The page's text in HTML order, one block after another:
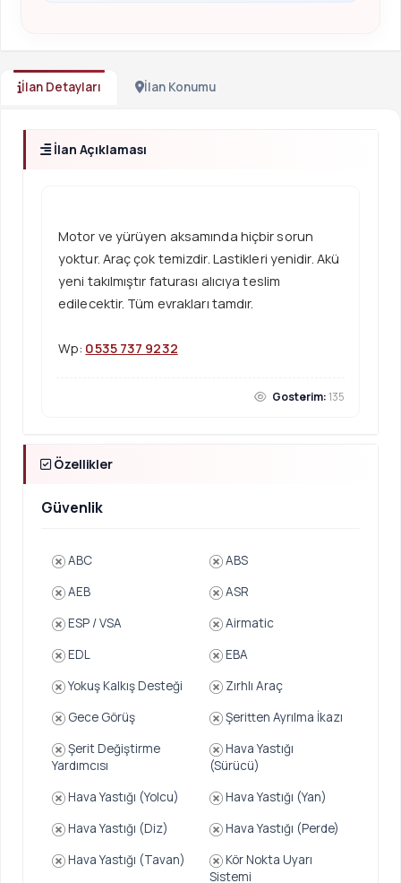
İlan Detayları İlan Konumu
İlan Açıklaması
Motor ve yürüyen aksamında hiçbir sorun
yoktur. Araç çok temizdir. Lastikleri yenidir. Akü
yeni takılmıştır faturası alıcıya teslim
edilecektir. Tüm evrakları tamdır.
Wp: 0535 737 9232
Gosterim:135
Özellikler
Güvenlik
ABC
ABS
AEB
ASR
ESP / VSA
Airmatic
EDL
EBA
Yokuş Kalkış Desteği
Zırhlı Araç
Gece Görüş
Şeritten Ayrılma İkazı
Şerit Değiştirme
Yardımcısı
Hava Yastığı
(Sürücü)
Hava Yastığı (Yolcu)
Hava Yastığı (Yan)
Hava Yastığı (Diz)
Hava Yastığı (Perde)
Hava Yastığı (Tavan)
Kör Nokta Uyarı
Sistemi